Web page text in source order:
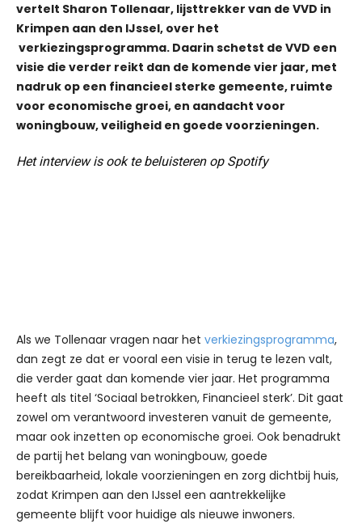
vertelt Sharon Tollenaar, lijsttrekker van de VVD in
Krimpen aan den IJssel, over het
verkiezingsprogramma. Daarin schetst de VVD een
visie die verder reikt dan de komende vier jaar, met
nadruk op een financieel sterke gemeente, ruimte
voor economische groei, en aandacht voor
woningbouw, veiligheid en goede voorzieningen.
Het interview is ook te beluisteren op Spotify
Als we Tollenaar vragen naar het verkiezingsprogramma,
dan zegt ze dat er vooral een visie in terug te lezen valt,
die verder gaat dan komende vier jaar. Het programma
heeft als titel ‘Sociaal betrokken, Financieel sterk’. Dit gaat
zowel om verantwoord investeren vanuit de gemeente,
maar ook inzetten op economische groei. Ook benadrukt
de partij het belang van woningbouw, goede
bereikbaarheid, lokale voorzieningen en zorg dichtbij huis,
zodat Krimpen aan den IJssel een aantrekkelijke
gemeente blijft voor huidige als nieuwe inwoners.